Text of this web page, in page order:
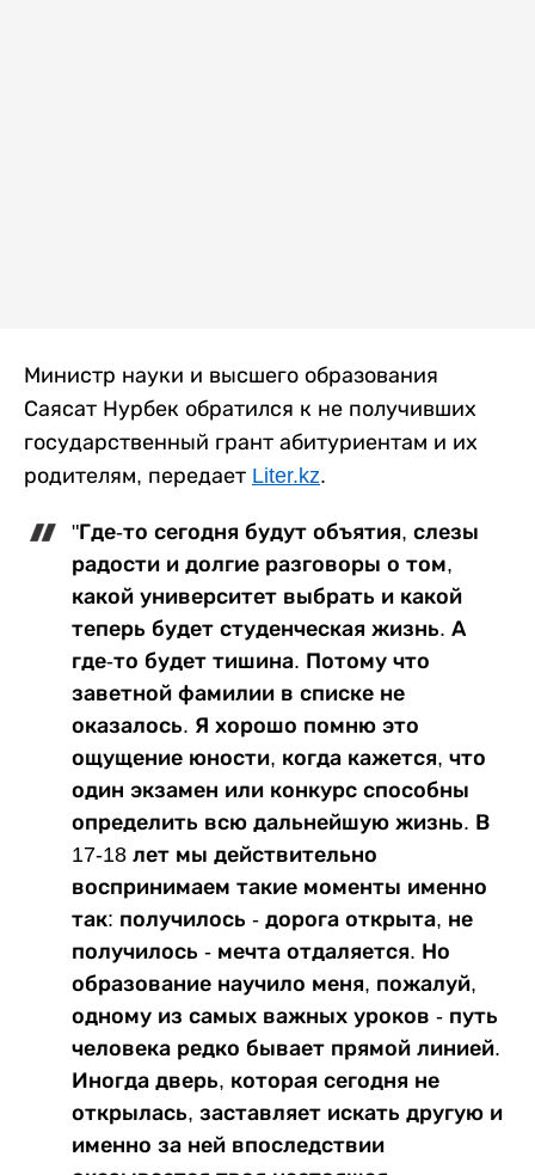
Министр науки и высшего образования
Саясат Нурбек обратился к не получивших
государственный грант абитуриентам и их
родителям, передает Liter.kz.
"Где-то сегодня будут объятия, слезы
радости и долгие разговоры о том,
какой университет выбрать и какой
теперь будет студенческая жизнь. А
где-то будет тишина. Потому что
заветной фамилии в списке не
оказалось. Я хорошо помню это
ощущение юности, когда кажется, что
один экзамен или конкурс способны
определить всю дальнейшую жизнь. В
17-18 лет мы действительно
воспринимаем такие моменты именно
так: получилось - дорога открыта, не
получилось - мечта отдаляется. Но
образование научило меня, пожалуй,
одному из самых важных уроков - путь
человека редко бывает прямой линией.
Иногда дверь, которая сегодня не
открылась, заставляет искать другую и
именно за ней впоследствии